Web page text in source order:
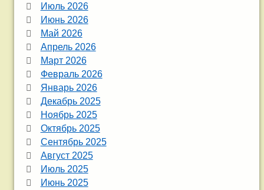
Июль 2026
Июнь 2026
Май 2026
Апрель 2026
Март 2026
Февраль 2026
Январь 2026
Декабрь 2025
Ноябрь 2025
Октябрь 2025
Сентябрь 2025
Август 2025
Июль 2025
Июнь 2025